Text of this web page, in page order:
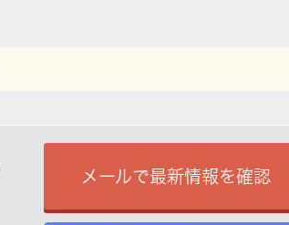
メールで最新情報を確認